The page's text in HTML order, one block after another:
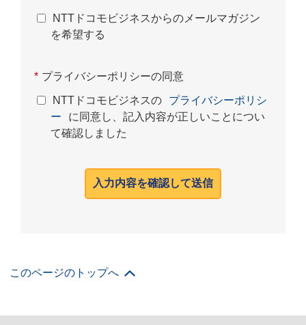
NTTドコモビジネスからのメールマガジン
を希望する
* プライバシーポリシーの同意
NTTドコモビジネスの
プライバシーポリシ
ー
に同意し、記入内容が正しいことについ
て確認しました
入力内容を確認して送信
このページのトップへ